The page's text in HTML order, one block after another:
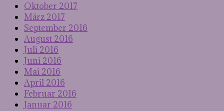
Oktober 2017
März 2017
September 2016
August 2016
Juli 2016
Juni 2016
Mai 2016
April 2016
Februar 2016
Januar 2016